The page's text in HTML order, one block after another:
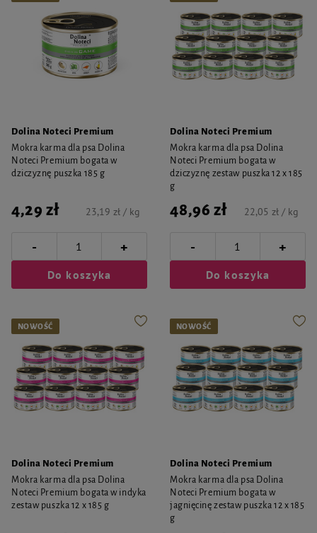
Dolina Noteci Premium
Mokra karma dla psa Dolina
Noteci Premium bogata w
dziczyznę puszka 185 g
4,29 zł 23,19 zł / kg
- +
Do koszyka
Dolina Noteci Premium
Mokra karma dla psa Dolina
Noteci Premium bogata w
dziczyznę zestaw puszka 12 x 185
g
48,96 zł 22,05 zł / kg
- +
Do koszyka
NOWOŚĆ
Dolina Noteci Premium
Mokra karma dla psa Dolina
Noteci Premium bogata w indyka
zestaw puszka 12 x 185 g
NOWOŚĆ
Dolina Noteci Premium
Mokra karma dla psa Dolina
Noteci Premium bogata w
jagnięcinę zestaw puszka 12 x 185
g